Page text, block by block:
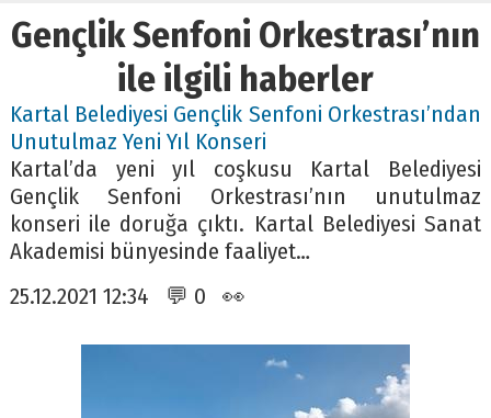
Gençlik Senfoni Orkestrası’nın
ile ilgili haberler
Kartal Belediyesi Gençlik Senfoni Orkestrası’ndan
Unutulmaz Yeni Yıl Konseri
Kartal’da yeni yıl coşkusu Kartal Belediyesi
Gençlik Senfoni Orkestrası’nın unutulmaz
konseri ile doruğa çıktı. Kartal Belediyesi Sanat
Akademisi bünyesinde faaliyet…
25.12.2021 12:34 💬 0 👀